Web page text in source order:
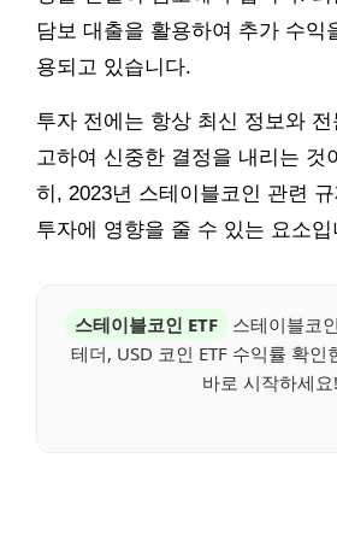
담보 대출을 활용하여 추가 수익
용되고 있습니다.
투자 전에는 항상 최신 정보와
고하여 신중한 결정을 내리는 것
히, 2023년 스테이블코인 관련
투자에 영향을 줄 수 있는 요소입
스테이블코인 ETF
스테이블코
테더, USD 코인 ETF 수익률 확인
바로 시작하세요!